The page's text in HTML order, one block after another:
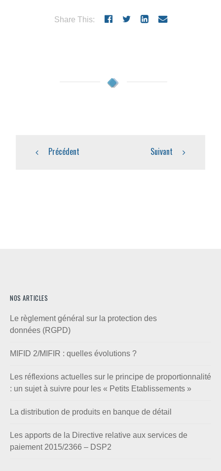
Share This:
Précédent Suivant
NOS ARTICLES
Le règlement général sur la protection des
données (RGPD)
MIFID 2/MIFIR : quelles évolutions ?
Les réflexions actuelles sur le principe de proportionnalité
: un sujet à suivre pour les « Petits Etablissements »
La distribution de produits en banque de détail
Les apports de la Directive relative aux services de
paiement 2015/2366 – DSP2